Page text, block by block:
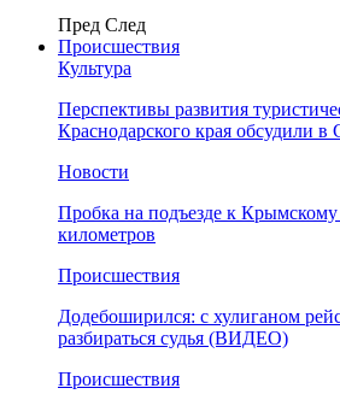
Пред След
Происшествия
Культура
Перспективы развития
Краснодарского края обсудили в
Новости
Пробка на подъезде к
километров
Происшествия
Додебоширился: с хулиганом
разбираться судья (ВИДЕО)
Происшествия